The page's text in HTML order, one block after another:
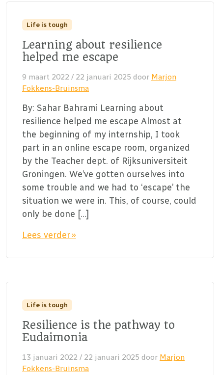
Life is tough
Learning about resilience
helped me escape
9 maart 2022 / 22 januari 2025 door Marjon
Fokkens-Bruinsma
By: Sahar Bahrami Learning about
resilience helped me escape Almost at
the beginning of my internship, I took
part in an online escape room, organized
by the Teacher dept. of Rijksuniversiteit
Groningen. We’ve gotten ourselves into
some trouble and we had to ‘escape’ the
situation we were in. This, of course, could
only be done […]
Lees verder »
Life is tough
Resilience is the pathway to
Eudaimonia
13 januari 2022 / 22 januari 2025 door Marjon
Fokkens-Bruinsma